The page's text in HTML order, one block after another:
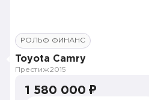
РОЛЬФ ФИНАНС
Toyota Camry
Престиж2015
1 580 000 ₽